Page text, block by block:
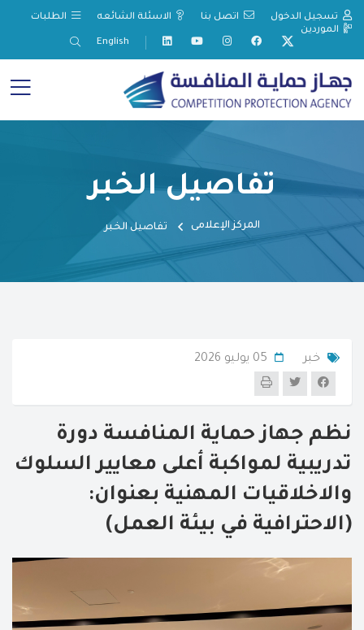
تسجيل الدخول اتصل بنا الاسئلة الشائعه
الطلبات
الموردين
English
تفاصيل الخبر
المركز الإعلامى تفاصيل الخبر
خبر
نظم جهاز حماية المنافسة دورة
تدريبية لمواكبة أعلى معايير السلوك
والاخلاقيات المهنية بعنوان:
(الاحترافية في بيئة العمل)